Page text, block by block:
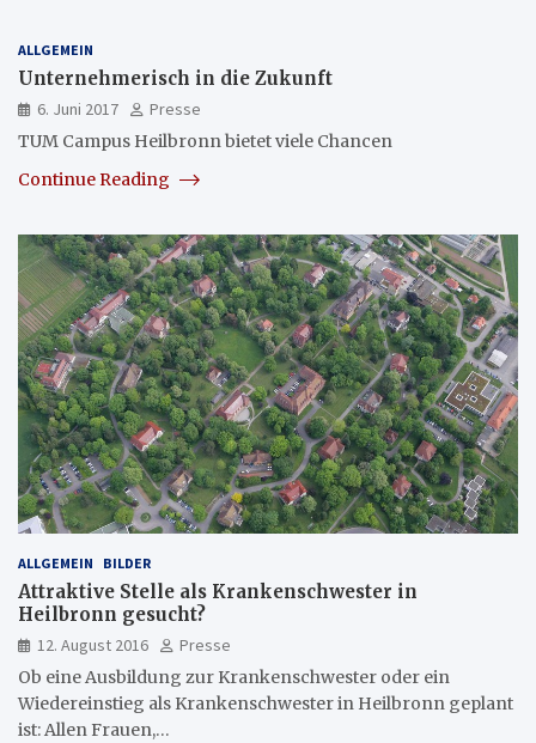
ALLGEMEIN
Unternehmerisch in die Zukunft
6. Juni 2017
Presse
TUM Campus Heilbronn bietet viele Chancen
Continue Reading
ALLGEMEIN BILDER
Attraktive Stelle als Krankenschwester in
Heilbronn gesucht?
12. August 2016
Presse
Ob eine Ausbildung zur Krankenschwester oder ein
Wiedereinstieg als Krankenschwester in Heilbronn geplant
ist: Allen Frauen,…